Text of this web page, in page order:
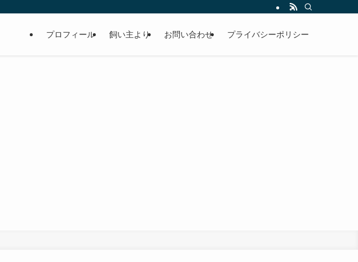
プロフィール 飼い主より お問い合わせ プライバシーポリシー